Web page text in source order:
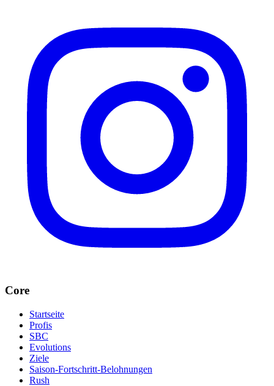
Core
Startseite
Profis
SBC
Evolutions
Ziele
Saison-Fortschritt-Belohnungen
Rush